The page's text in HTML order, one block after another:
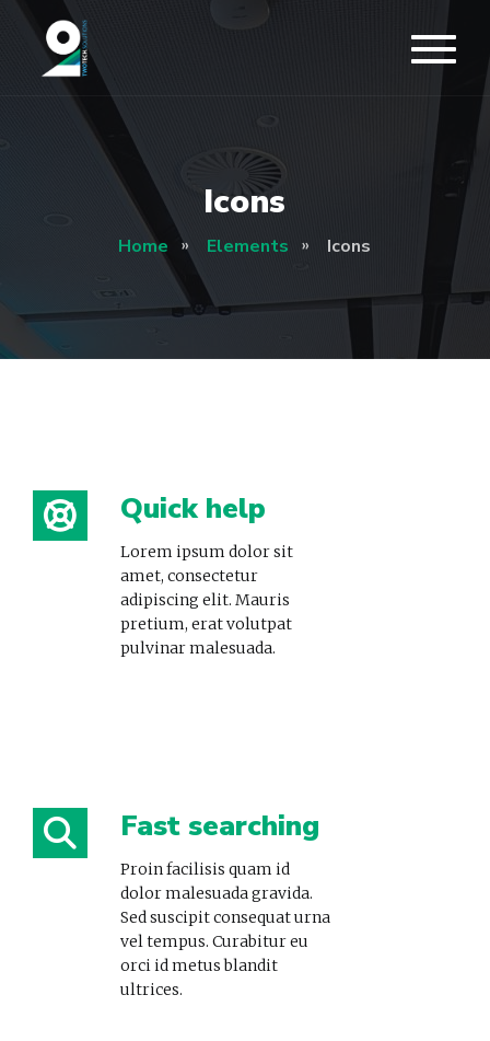
Icons
Home Elements Icons
Quick help
Lorem ipsum dolor sit
amet, consectetur
adipiscing elit. Mauris
pretium, erat volutpat
pulvinar malesuada.
Fast searching
Proin facilisis quam id
dolor malesuada gravida.
Sed suscipit consequat urna
vel tempus. Curabitur eu
orci id metus blandit
ultrices.